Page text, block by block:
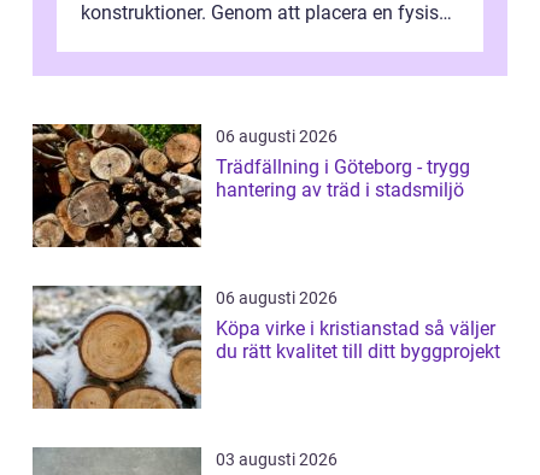
konstruktioner. Genom att placera en fysisk
06 augusti 2026
Trädfällning i Göteborg - trygg
hantering av träd i stadsmiljö
06 augusti 2026
Köpa virke i kristianstad så väljer
du rätt kvalitet till ditt byggprojekt
03 augusti 2026